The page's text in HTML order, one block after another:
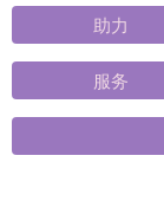
助力
服务